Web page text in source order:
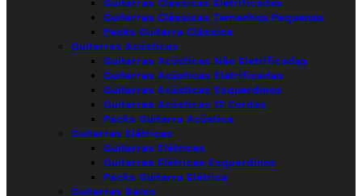
Guitarras Clássicas Eletrificadas
Guitarras Clássicas Tamanhos Pequenos
Packs Guitarra Clássica
Guitarras Acústicas
Guitarras Acústicas Não Eletrificadas
Guitarras Acústicas Eletrificadas
Guitarras Acústicas Esquerdinos
Guitarras Acústicas 12 Cordas
Packs Guitarra Acústica
Guitarras Elétricas
Guitarras Elétricas
Guitarras Elétricas Esquerdinos
Packs Guitarra Elétrica
Guitarras Baixo